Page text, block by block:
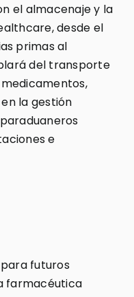
el almacenaje y la
desde el
primas al
del transporte
la gestión
e
para futuros
farmacéutica